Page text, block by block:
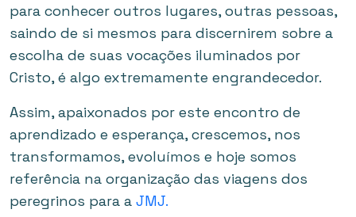
para conhecer outros lugares, outras pessoas,
saindo de si mesmos para discernirem sobre a
escolha de suas vocações iluminados por
Cristo, é algo extremamente engrandecedor.
Assim, apaixonados por este encontro de
aprendizado e esperança, crescemos, nos
transformamos, evoluímos e hoje somos
referência na organização das viagens dos
peregrinos para a JMJ.